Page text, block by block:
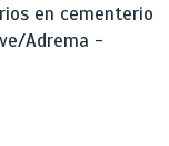
en cementerio
Adrema -